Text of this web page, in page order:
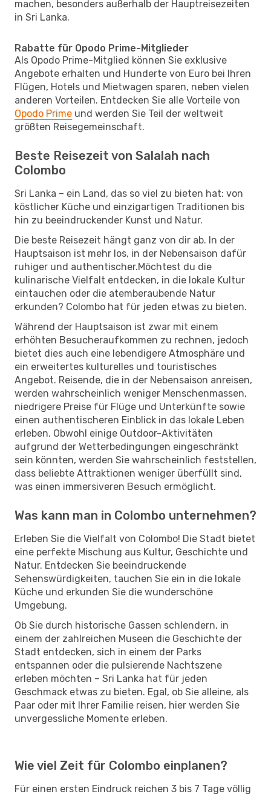
machen, besonders außerhalb der Hauptreisezeiten
in Sri Lanka.
Rabatte für Opodo Prime-Mitglieder
Als Opodo Prime-Mitglied können Sie exklusive
Angebote erhalten und Hunderte von Euro bei Ihren
Flügen, Hotels und Mietwagen sparen, neben vielen
anderen Vorteilen. Entdecken Sie alle Vorteile von
Opodo Prime und werden Sie Teil der weltweit
größten Reisegemeinschaft.
Beste Reisezeit von Salalah nach
Colombo
Sri Lanka – ein Land, das so viel zu bieten hat: von
köstlicher Küche und einzigartigen Traditionen bis
hin zu beeindruckender Kunst und Natur.
Die beste Reisezeit hängt ganz von dir ab. In der
Hauptsaison ist mehr los, in der Nebensaison dafür
ruhiger und authentischer.Möchtest du die
kulinarische Vielfalt entdecken, in die lokale Kultur
eintauchen oder die atemberaubende Natur
erkunden? Colombo hat für jeden etwas zu bieten.
Während der Hauptsaison ist zwar mit einem
erhöhten Besucheraufkommen zu rechnen, jedoch
bietet dies auch eine lebendigere Atmosphäre und
ein erweitertes kulturelles und touristisches
Angebot. Reisende, die in der Nebensaison anreisen,
werden wahrscheinlich weniger Menschenmassen,
niedrigere Preise für Flüge und Unterkünfte sowie
einen authentischeren Einblick in das lokale Leben
erleben. Obwohl einige Outdoor-Aktivitäten
aufgrund der Wetterbedingungen eingeschränkt
sein könnten, werden Sie wahrscheinlich feststellen,
dass beliebte Attraktionen weniger überfüllt sind,
was einen immersiveren Besuch ermöglicht.
Was kann man in Colombo unternehmen?
Erleben Sie die Vielfalt von Colombo! Die Stadt bietet
eine perfekte Mischung aus Kultur, Geschichte und
Natur. Entdecken Sie beeindruckende
Sehenswürdigkeiten, tauchen Sie ein in die lokale
Küche und erkunden Sie die wunderschöne
Umgebung.
Ob Sie durch historische Gassen schlendern, in
einem der zahlreichen Museen die Geschichte der
Stadt entdecken, sich in einem der Parks
entspannen oder die pulsierende Nachtszene
erleben möchten – Sri Lanka hat für jeden
Geschmack etwas zu bieten. Egal, ob Sie alleine, als
Paar oder mit Ihrer Familie reisen, hier werden Sie
unvergessliche Momente erleben.
Wie viel Zeit für Colombo einplanen?
Für einen ersten Eindruck reichen 3 bis 7 Tage völlig